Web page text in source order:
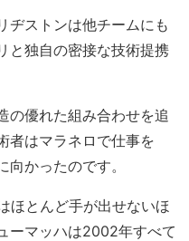
ヂストンは他チームにも
と独自の密接な技術提携
の優れた組み合わせを追
者はマラネロで仕事を
かったのです。
ほとんど手が出せないほ
ーマッハは2002年すべて